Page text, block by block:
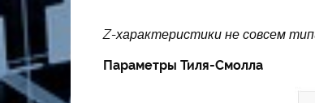
Z-характеристики не совсем
Параметры Тиля-Смолла